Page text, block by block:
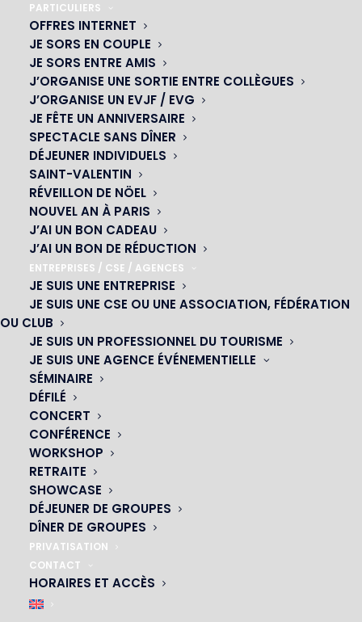
PARTICULIERS
OFFRES INTERNET
JE SORS EN COUPLE
JE SORS ENTRE AMIS
J’ORGANISE UNE SORTIE ENTRE COLLÈGUES
J’ORGANISE UN EVJF / EVG
JE FÊTE UN ANNIVERSAIRE
SPECTACLE SANS DÎNER
DÉJEUNER INDIVIDUELS
SAINT-VALENTIN
RÉVEILLON DE NÖEL
NOUVEL AN À PARIS
J’AI UN BON CADEAU
J’AI UN BON DE RÉDUCTION
ENTREPRISES / CSE / AGENCES
JE SUIS UNE ENTREPRISE
JE SUIS UNE CSE OU UNE ASSOCIATION, FÉDÉRATION
OU CLUB
JE SUIS UN PROFESSIONNEL DU TOURISME
JE SUIS UNE AGENCE ÉVÉNEMENTIELLE
SÉMINAIRE
DÉFILÉ
CONCERT
CONFÉRENCE
WORKSHOP
RETRAITE
SHOWCASE
DÉJEUNER DE GROUPES
DÎNER DE GROUPES
PRIVATISATION
CONTACT
HORAIRES ET ACCÈS
OH! CÉSAR
|
01 45 44 46 20